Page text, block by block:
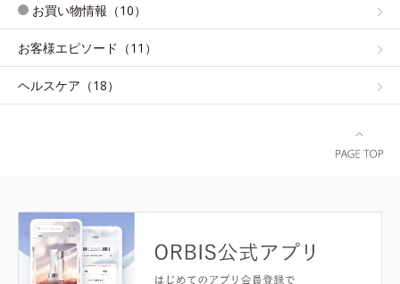
お買い物情報（10）
お客様エピソード（11）
ヘルスケア（18）